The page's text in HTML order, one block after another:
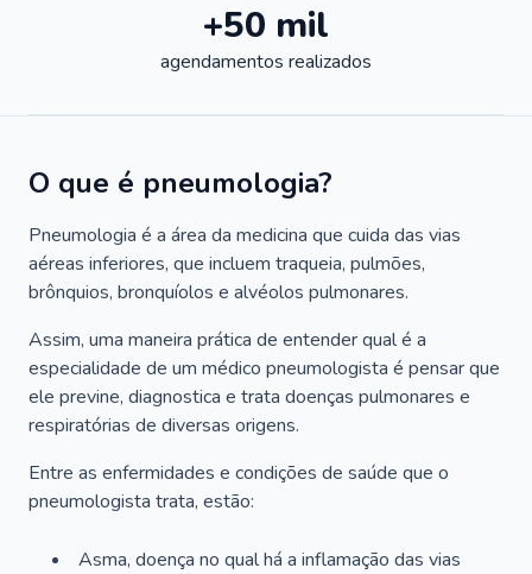
+50 mil
agendamentos realizados
O que é pneumologia?
Pneumologia é a área da medicina que cuida das vias
aéreas inferiores, que incluem traqueia, pulmões,
brônquios, bronquíolos e alvéolos pulmonares.
Assim, uma maneira prática de entender qual é a
especialidade de um médico pneumologista é pensar que
ele previne, diagnostica e trata doenças pulmonares e
respiratórias de diversas origens.
Entre as enfermidades e condições de saúde que o
pneumologista trata, estão:
Asma, doença no qual há a inflamação das vias